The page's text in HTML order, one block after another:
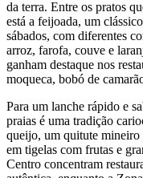
da terra. Entre os pratos
está a feijoada, um
sábados, com diferentes
arroz, farofa, couve e
ganham destaque nos
moqueca, bobó de
Para um lanche rápido e
praias é uma tradição
queijo, um quitute
em tigelas com frutas e
Centro concentram